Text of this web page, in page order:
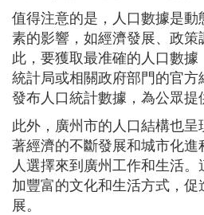
值得注意的是，人口數據是
素的影響，如經濟發展、政
此，要獲取最准確的人口數
統計局或相關政府部門的官
發布人口統計數據，為公眾提
此外，廣州市的人口結構也
著經濟的不斷發展和城市化
人選擇來到廣州工作和生活
加豐富的文化和生活方式，
展。